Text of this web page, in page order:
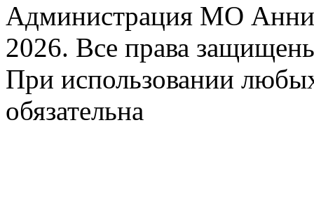
Администрация МО
2026. Все права
При использовании
обязательна